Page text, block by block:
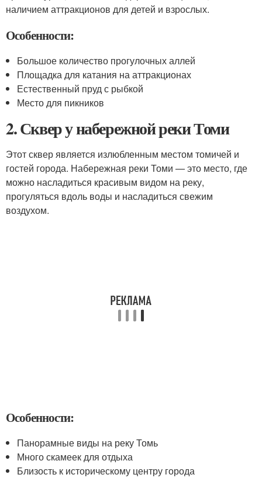
наличием аттракционов для детей и взрослых.
Особенности:
Большое количество прогулочных аллей
Площадка для катания на аттракционах
Естественный пруд с рыбкой
Место для пикников
2. Сквер у набережной реки Томи
Этот сквер является излюбленным местом томичей и
гостей города. Набережная реки Томи — это место, где
можно насладиться красивым видом на реку,
прогуляться вдоль воды и насладиться свежим
воздухом.
Особенности:
Панорамные виды на реку Томь
Много скамеек для отдыха
Близость к историческому центру города